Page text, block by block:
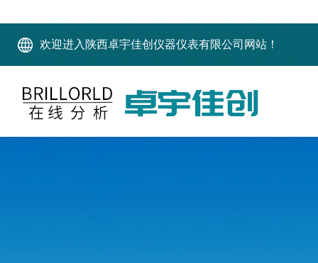
欢迎进入陕西卓宇佳创仪器仪表有限公司网站！